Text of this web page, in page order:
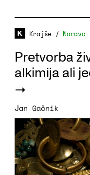
Krajše / Narava
Pretvorba
alkimija ali
Jan Gačnik